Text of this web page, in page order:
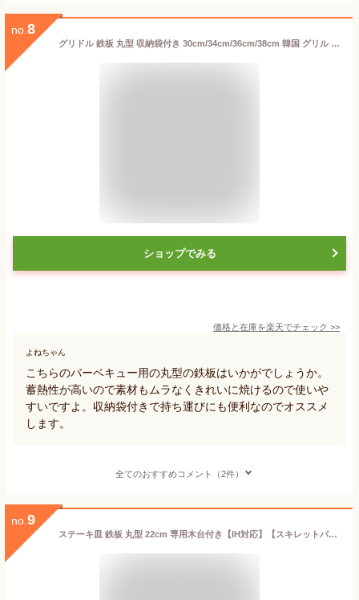
no. 8
グリドル 鉄板 丸型 収納袋付き 30cm/34cm/36cm/38cm 韓国 グリル グリルパン ステーキ 焼肉 プレート BBQ バーベキュー キャンプ 丸型鉄板 焚火 IH ガスコンロ 直火 炭火 家庭用 アウトドア 登山 軽量
ショップでみる
価格と在庫を楽天でチェック >>
よねちゃん
こちらのバーベキュー用の丸型の鉄板はいかがでしょうか。
蓄熱性が高いので素材もムラなくきれいに焼けるので使いや
すいですよ。収納袋付きで持ち運びにも便利なのでオススメ
します。
全てのおすすめコメント（2件）
no. 9
ステーキ皿 鉄板 丸型 22cm 専用木台付き【IH対応】【スキレットパン】【鉄板皿】【鉄板プレート】【アウトドア】【ソロキャンプ】【BBQ】【オーブン対応】【GRIDDLEX】